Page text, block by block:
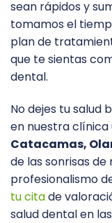
sean rápidos y
tomamos el
plan de
que te sientas
dental.
No dejes tu salud
en nuestra clínica
Catacamas,
de las sonrisas
profesionalismo
tu citade
salud dental en